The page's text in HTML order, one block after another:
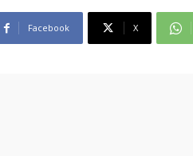
Facebook X